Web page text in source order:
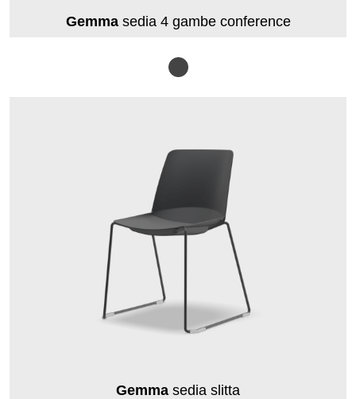
Gemmasedia 4 gambe conference
Gemma sedia slitta